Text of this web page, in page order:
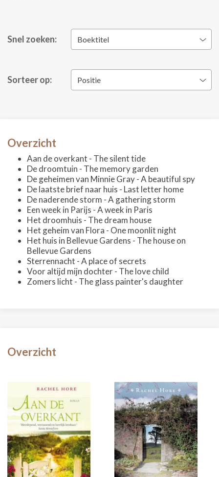
Snel zoeken: Boektitel
Sorteer op: Positie
Overzicht
Aan de overkant - The silent tide
De droomtuin - The memory garden
De geheimen van Minnie Gray - A beautiful spy
De laatste brief naar huis - Last letter home
De naderende storm - A gathering storm
Een week in Parijs - A week in Paris
Het droomhuis - The dream house
Het geheim van Flora - One moonlit night
Het huis in Bellevue Gardens - The house on
Bellevue Gardens
Sterrennacht - A place of secrets
Voor altijd mijn dochter - The love child
Zomers licht - The glass painter's daughter
Overzicht